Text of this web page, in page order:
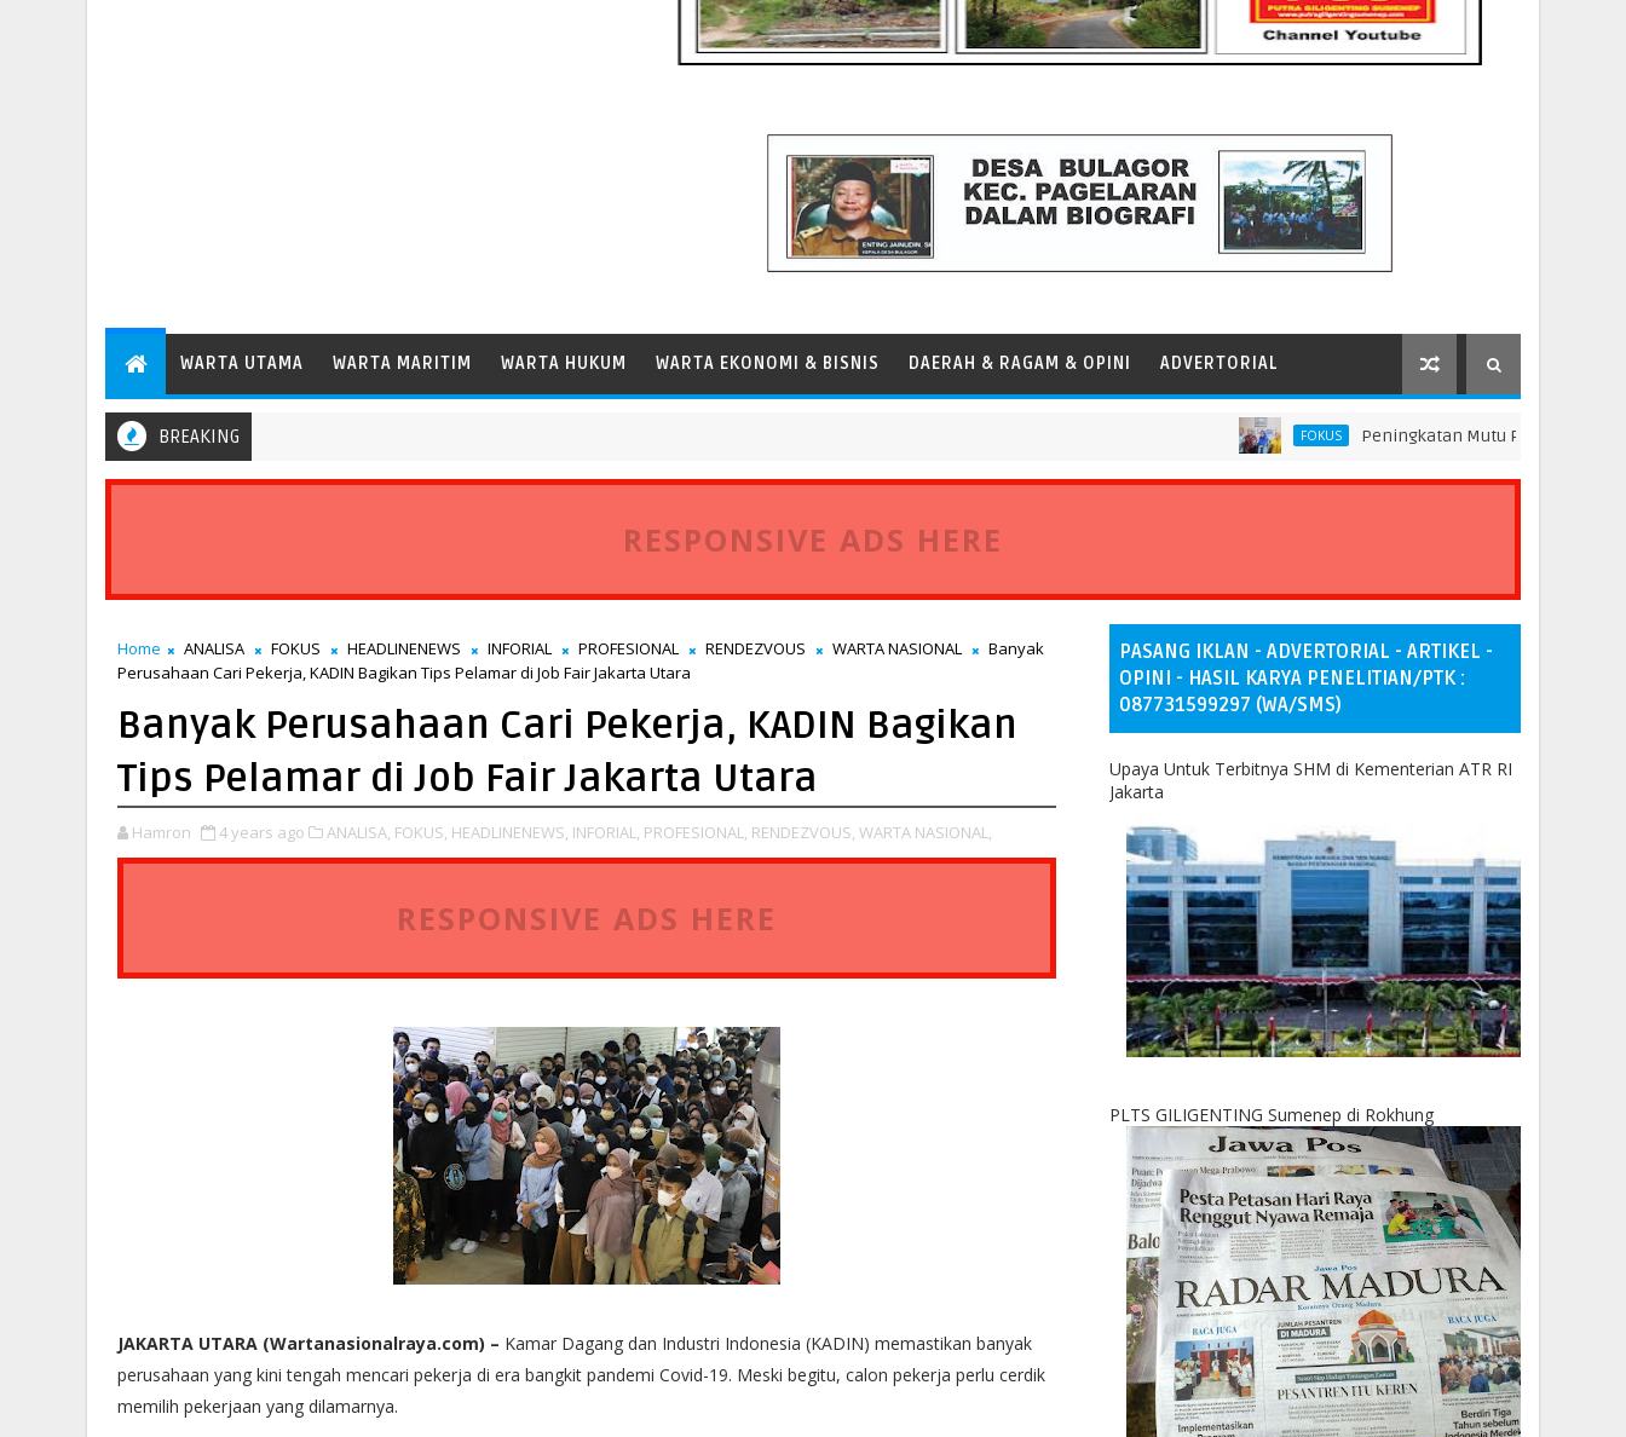
WARTA UTAMA WARTA MARITIM WARTA HUKUM WARTA EKONOMI & BISNIS DAERAH & RAGAM & OPINI ADVERTORIAL
BREAKING FOKUS Peningkatan Mutu Pendidikan di SMP
Regional 2 Bengkulu Catat Pertumbuhan Arus Barang 35,6 Persen, Perkuat Peran Pelabuhan bagi Perekonomian Daerah
RESPONSIVE ADS HERE
Home ANALISA FOKUS HEADLINENEWS INFORIAL PROFESIONAL RENDEZVOUS WARTA NASIONAL
Banyak
Perusahaan Cari Pekerja, KADIN Bagikan Tips Pelamar di Job Fair Jakarta Utara
Banyak Perusahaan Cari Pekerja, KADIN Bagikan
Tips Pelamar di Job Fair Jakarta Utara
Hamron 4 years ago ANALISA, FOKUS, HEADLINENEWS, INFORIAL, PROFESIONAL, RENDEZVOUS, WARTA NASIONAL,
RESPONSIVE ADS HERE
JAKARTA UTARA (Wartanasionalraya.com) – Kamar Dagang dan Industri Indonesia (KADIN) memastikan banyak
perusahaan yang kini tengah mencari pekerja di era bangkit pandemi Covid-19. Meski begitu, calon pekerja perlu cerdik
memilih pekerjaan yang dilamarnya.
PASANG IKLAN - ADVERTORIAL - ARTIKEL -
OPINI - HASIL KARYA PENELITIAN/PTK :
087731599297 (WA/SMS)
Upaya Untuk Terbitnya SHM di Kementerian ATR RI
Jakarta
PLTS GILIGENTING Sumenep di Rokhung